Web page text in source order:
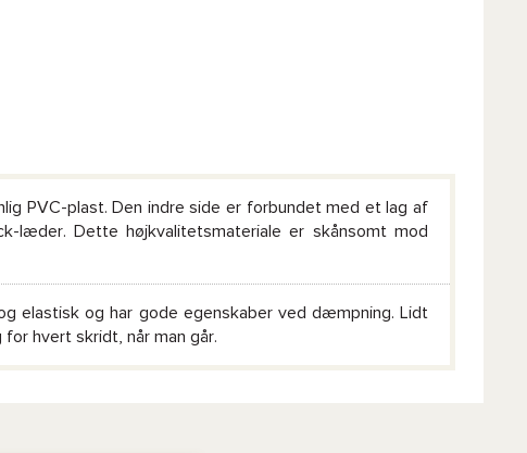
PVC-plast. Den indre side er forbundet med et lag af
læder. Dette højkvalitetsmateriale er skånsomt mod
elastisk og har gode egenskaber ved dæmpning. Lidt
hvert skridt, når man går.